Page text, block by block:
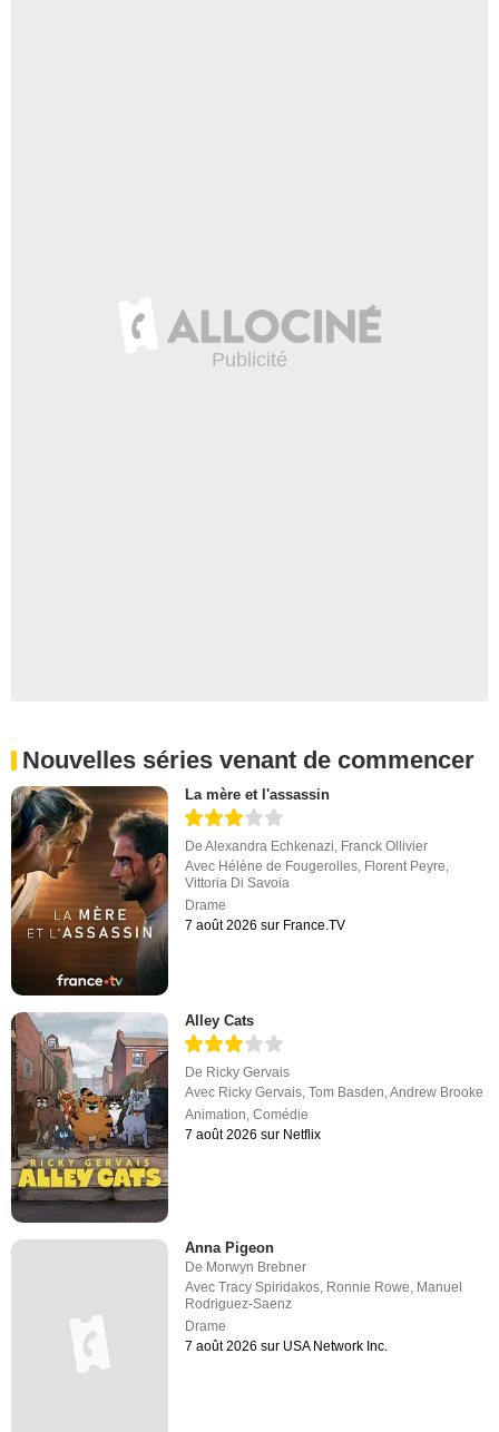
Nouvelles séries venant de commencer
La mère et l'assassin
DeAlexandra Echkenazi, Franck Ollivier
Avec Hélène de Fougerolles, Florent Peyre,
Vittoria Di Savoia
Drame
7 août 2026 sur France.TV
Alley Cats
De Ricky Gervais
Avec Ricky Gervais,Tom Basden,Andrew Brooke
Animation,Comédie
7 août 2026 sur Netflix
Anna Pigeon
De Morwyn Brebner
AvecTracy Spiridakos Ronnie Rowe Manuel
Rodriguez-Saenz
Drame
7 août 2026 sur USA Network Inc.